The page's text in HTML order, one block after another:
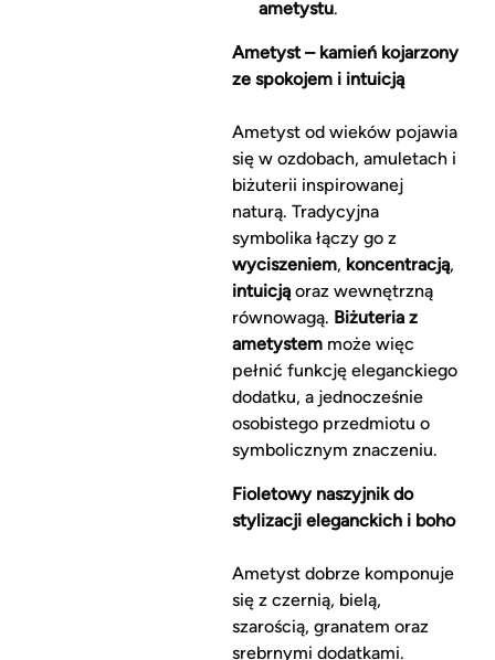
ametystu.
Ametyst – kamień kojarzony
ze spokojem i intuicją
Ametyst od wieków pojawia
się w ozdobach, amuletach i
biżuterii inspirowanej
naturą. Tradycyjna
symbolika łączy go z
wyciszeniem, koncentracją,
intuicjąoraz wewnętrzną
równowagą. Biżuteria z
ametystemmoże więc
pełnić funkcję eleganckiego
dodatku, a jednocześnie
osobistego przedmiotu o
symbolicznym znaczeniu.
Fioletowy naszyjnik do
stylizacji eleganckich i boho
Ametyst dobrze komponuje
się z czernią, bielą,
szarością, granatem oraz
srebrnymi dodatkami.